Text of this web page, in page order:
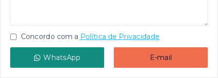
Concordo com a Política de Privacidade
WhatsApp E-mail